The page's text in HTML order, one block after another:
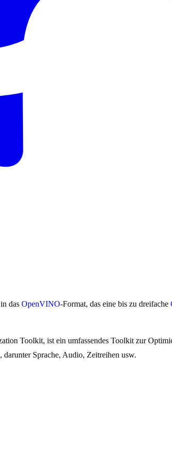
das OpenVINO-Format, das eine bis zu dreifache
Toolkit, ist ein umfassendes Toolkit zur
Sprache, Audio, Zeitreihen usw.